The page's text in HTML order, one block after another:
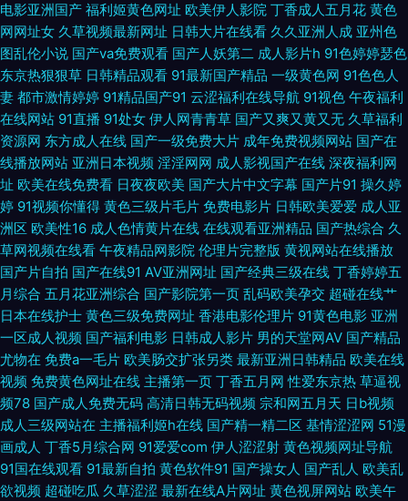
口站未满18 伊人砖区 91视频国在 福利姬综合网 欧美a播放 伊人久久新址 91
性交免费看 国产精品不卡 欧美老妇性交 午夜仑理 91高清免费视频 东京热
avtt导航 老湿福利社嗯嗯啊啊 婷婷五月妞妞基地 91大师 91自都在线 国产精
品在线91 欧美日韩午夜福利影院 香蕉91在线视频 91色呦呦骚视频 国产精选
91久久 青青草草人妻 一本道三四五区 91色哟 av福利入口 91视频最新地址
国产亚洲欧美成人 91爰爱欧美 久草福利成人电影 51麻豆精品 97人妻人人操
人人乐 久久日视频网站 四虎yy8848 91大片成人痘音 92自啪 韩日亚洲欧美
日韩日韩日韩日韩日 91肛交在线 超碰av福利在线导航 青青草原伊人网在线
91Ncom操笔 久久玖玖 91网站色片 国产玖玖爱 日韩免费成人网 91白虎丝袜
萝莉 wwwsss黄色视频 久久精品看久久 无码专区无码专区 91九色超碰在线
成人cc91www 狼人欧美性爱 91福利资源在线 国产成人精品青青草原 四虎
电影亚洲国产 福利姬黄色网址 欧美伊人影院 丁香成人五月花 黄色
网网址女 久草视频最新网址 日韩大片在线看 久久亚洲人成 亚州色
图乱伦小说 国产va免费观看 国产人妖第二 成人影片h 91色婷婷瑟色
东京热狠狠草 日韩精品观看 91最新国产精品 一级黄色网 91色色人
妻 都市激情婷婷 91精品国产91 云涩福利在线导航 91视色 午夜福利
在线网站 91直播 91处女 伊人网青青草 国产又爽又黄又无 久草福利
资源网 东方成人在线 国产一级免费大片 成年免费视频网站 国产在
线播放网站 亚洲日本视频 淫淫网网 成人影视国产在线 深夜福利网
址 欧美在线免费看 日夜夜欧美 国产大片中文字幕 国产片91 操久婷
婷 91视频你懂得 黄色三级片毛片 免费电影片 日韩欧美爱爱 成人亚
洲区 欧美性16 成人色情黄片在线 在线观看亚洲精品 国产热综合 久
草网视频在线看 午夜精品网影院 伦理片完整版 黄视网站在线播放
国产片自拍 国产在线91 AV亚洲网址 国产经典三级在线 丁香婷婷五
月综合 五月花亚洲综合 国产影院第一页 乱码欧美孕交 超碰在线艹
日本在线护士 黄色三级免费网址 香港电影伦理片 91黄色电影 亚洲
一区成人视频 国产福利电影 日韩成人影片 男的天堂网AV 国产精品
尤物在 免费a一毛片 欧美肠交扩张另类 最新亚洲日韩精品 欧美在线
视频 免费黄色网址在线 主播第一页 丁香五月网 性爱东京热 草逼视
频78 国产成人免费无码 高清日韩无码视频 宗和网五月天 日b视频
成人三级网站在 主播福利姬h在线 国产精一精二区 基情涩涩网 51漫
画成人 丁香5月综合网 91爱爱com 伊人涩涩射 黄色视频网址导航
91国在线观看 91最新自拍 黄色软件91 国产操女人 国产乱人 欧美乱
欲视频 超碰吃瓜 久草涩涩 最新在线A片网址 黄色视屏网站 欧美午